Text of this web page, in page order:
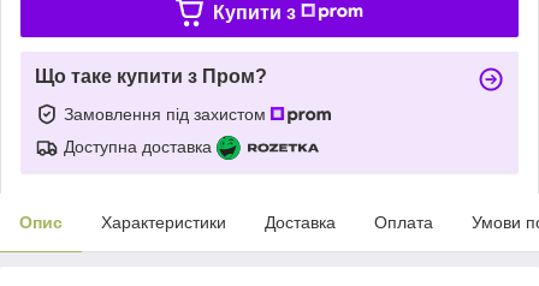
Купити з
Що таке купити з Пром?
Замовлення під захистом
Доступна доставка
Опис Характеристики Доставка Оплата Умови